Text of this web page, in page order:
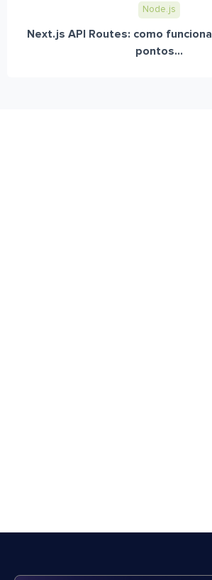
Node.js
Next.js API Routes: como
pontos...